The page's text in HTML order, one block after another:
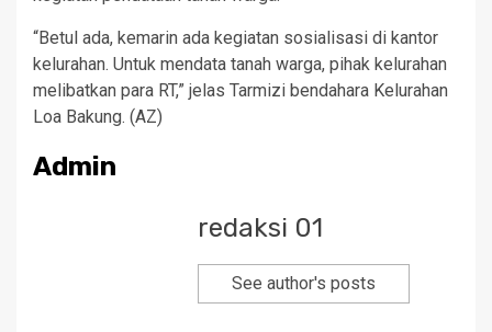
“Betul ada, kemarin ada kegiatan sosialisasi di kantor
kelurahan. Untuk mendata tanah warga, pihak kelurahan
melibatkan para RT,” jelas Tarmizi bendahara Kelurahan
Loa Bakung. (AZ)
Admin
redaksi 01
See author's posts